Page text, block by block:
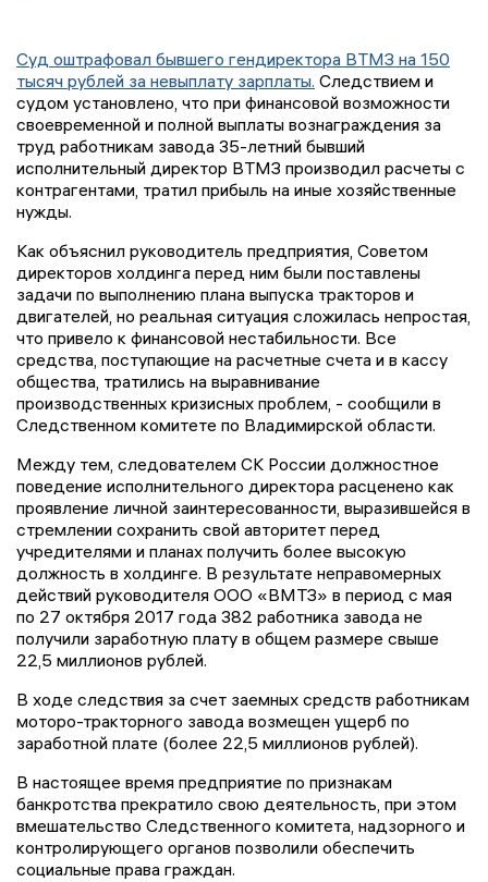
Суд оштрафовал бывшего гендиректора ВТМЗ на 150
тысяч рублей за невыплату зарплаты. Следствием и
судом установлено, что при финансовой возможности
своевременной и полной выплаты вознаграждения за
труд работникам завода 35-летний бывший
исполнительный директор ВТМЗ производил расчеты с
контрагентами, тратил прибыль на иные хозяйственные
нужды.
Как объяснил руководитель предприятия, Советом
директоров холдинга перед ним были поставлены
задачи по выполнению плана выпуска тракторов и
двигателей, но реальная ситуация сложилась непростая,
что привело к финансовой нестабильности. Все
средства, поступающие на расчетные счета и в кассу
общества, тратились на выравнивание
производственных кризисных проблем, - сообщили в
Следственном комитете по Владимирской области.
Между тем, следователем СК России должностное
поведение исполнительного директора расценено как
проявление личной заинтересованности, выразившейся в
стремлении сохранить свой авторитет перед
учредителями и планах получить более высокую
должность в холдинге. В результате неправомерных
действий руководителя ООО «ВМТЗ» в период с мая
по 27 октября 2017 года 382 работника завода не
получили заработную плату в общем размере свыше
22,5 миллионов рублей.
В ходе следствия за счет заемных средств работникам
моторо-тракторного завода возмещен ущерб по
заработной плате (более 22,5 миллионов рублей).
В настоящее время предприятие по признакам
банкротства прекратило свою деятельность, при этом
вмешательство Следственного комитета, надзорного и
контролирующего органов позволили обеспечить
социальные права граждан.